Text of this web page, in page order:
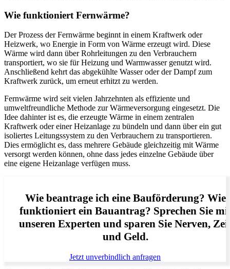
Wie funktioniert Fernwärme?
Der Prozess der Fernwärme beginnt in einem Kraftwerk oder
Heizwerk, wo Energie in Form von Wärme erzeugt wird. Diese
Wärme wird dann über Rohrleitungen zu den Verbrauchern
transportiert, wo sie für Heizung und Warmwasser genutzt wird.
Anschließend kehrt das abgekühlte Wasser oder der Dampf zum
Kraftwerk zurück, um erneut erhitzt zu werden.
Fernwärme wird seit vielen Jahrzehnten als effiziente und
umweltfreundliche Methode zur Wärmeversorgung eingesetzt. Die
Idee dahinter ist es, die erzeugte Wärme in einem zentralen
Kraftwerk oder einer Heizanlage zu bündeln und dann über ein gut
isoliertes Leitungssystem zu den Verbrauchern zu transportieren.
Dies ermöglicht es, dass mehrere Gebäude gleichzeitig mit Wärme
versorgt werden können, ohne dass jedes einzelne Gebäude über
eine eigene Heizanlage verfügen muss.
Wie beantrage ich eine Bauförderung? Wie
funktioniert ein Bauantrag? Sprechen Sie
unseren Experten und sparen Sie Nerven,
und Geld.
Jetzt unverbindlich anfragen